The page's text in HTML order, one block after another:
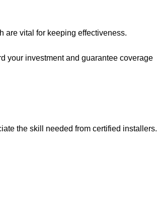
are vital for keeping effectiveness.
your investment and guarantee coverage
the skill needed from certified installers.